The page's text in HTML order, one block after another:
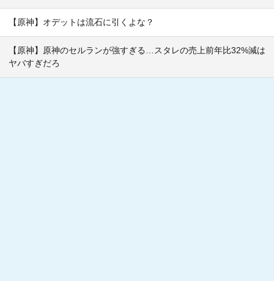
【原神】オデットは流石に引くよな？
【原神】原神のセルランが強すぎる…スタレの売上前年比32%減は
ヤバすぎだろ